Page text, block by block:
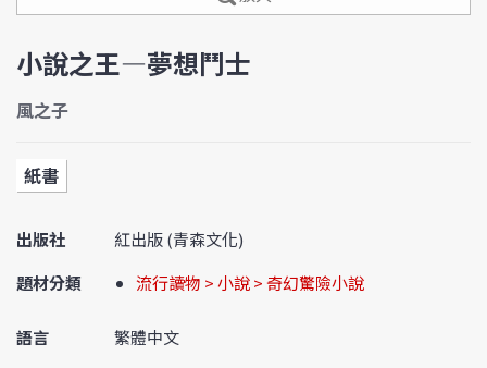
小說之王—夢想鬥士
風之子
紙書
出版社
紅出版 (青森文化)
題材分類
流行讀物 > 小說 > 奇幻驚險小說
語言
繁體中文